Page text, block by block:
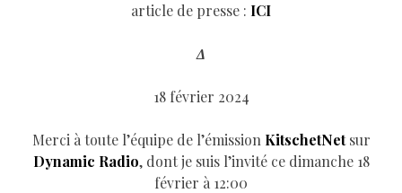
article de presse : ICI
Δ
18 février 2024
Merci à toute l’équipe de l’émission KitschetNet sur
Dynamic Radio, dont je suis l’invité ce dimanche 18
février à 12:00